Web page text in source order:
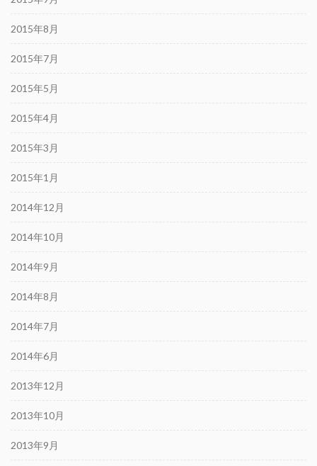
2015年8月
2015年7月
2015年5月
2015年4月
2015年3月
2015年1月
2014年12月
2014年10月
2014年9月
2014年8月
2014年7月
2014年6月
2013年12月
2013年10月
2013年9月